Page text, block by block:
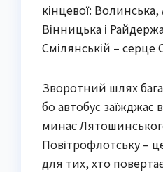
кінцевої:
Вінницька і
Смілянській – серце
Зворотний шлях
бо автобус
минає
Повітрофлотську –
для тих, хто